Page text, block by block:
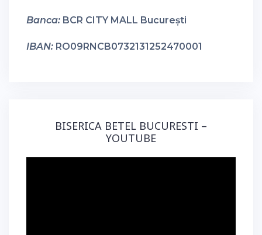
Banca: BCR CITY MALL București
IBAN: RO09RNCB0732131252470001
BISERICA BETEL BUCURESTI –
YOUTUBE